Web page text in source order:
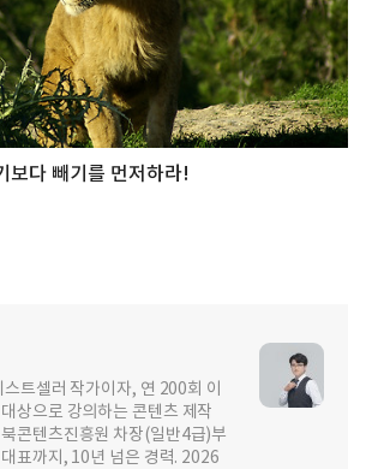
보다 빼기를 먼저하라!
트셀러 작가이자, 연 200회 이
상으로 강의하는 콘텐츠 제작
콘텐츠진흥원 차장(일반4급)부
표까지, 10년 넘은 경력. 2026